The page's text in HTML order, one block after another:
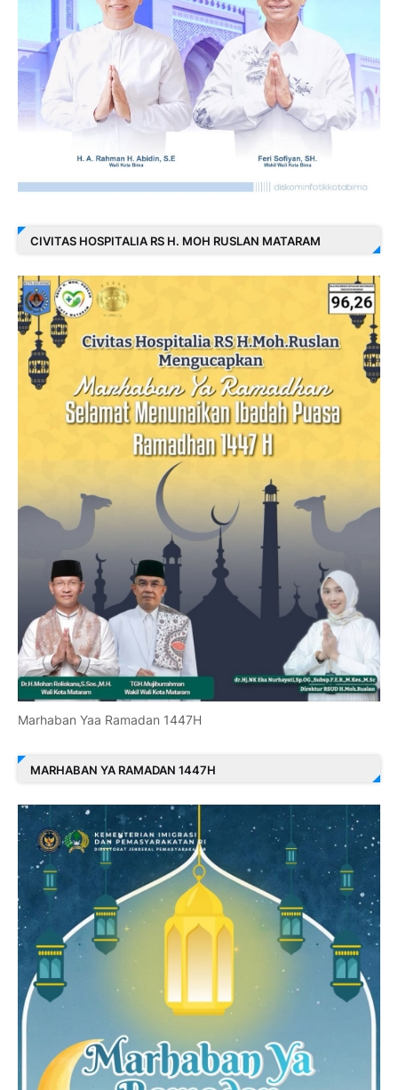
CIVITAS HOSPITALIA RS H. MOH RUSLAN MATARAM
Marhaban Yaa Ramadan 1447H
MARHABAN YA RAMADAN 1447H